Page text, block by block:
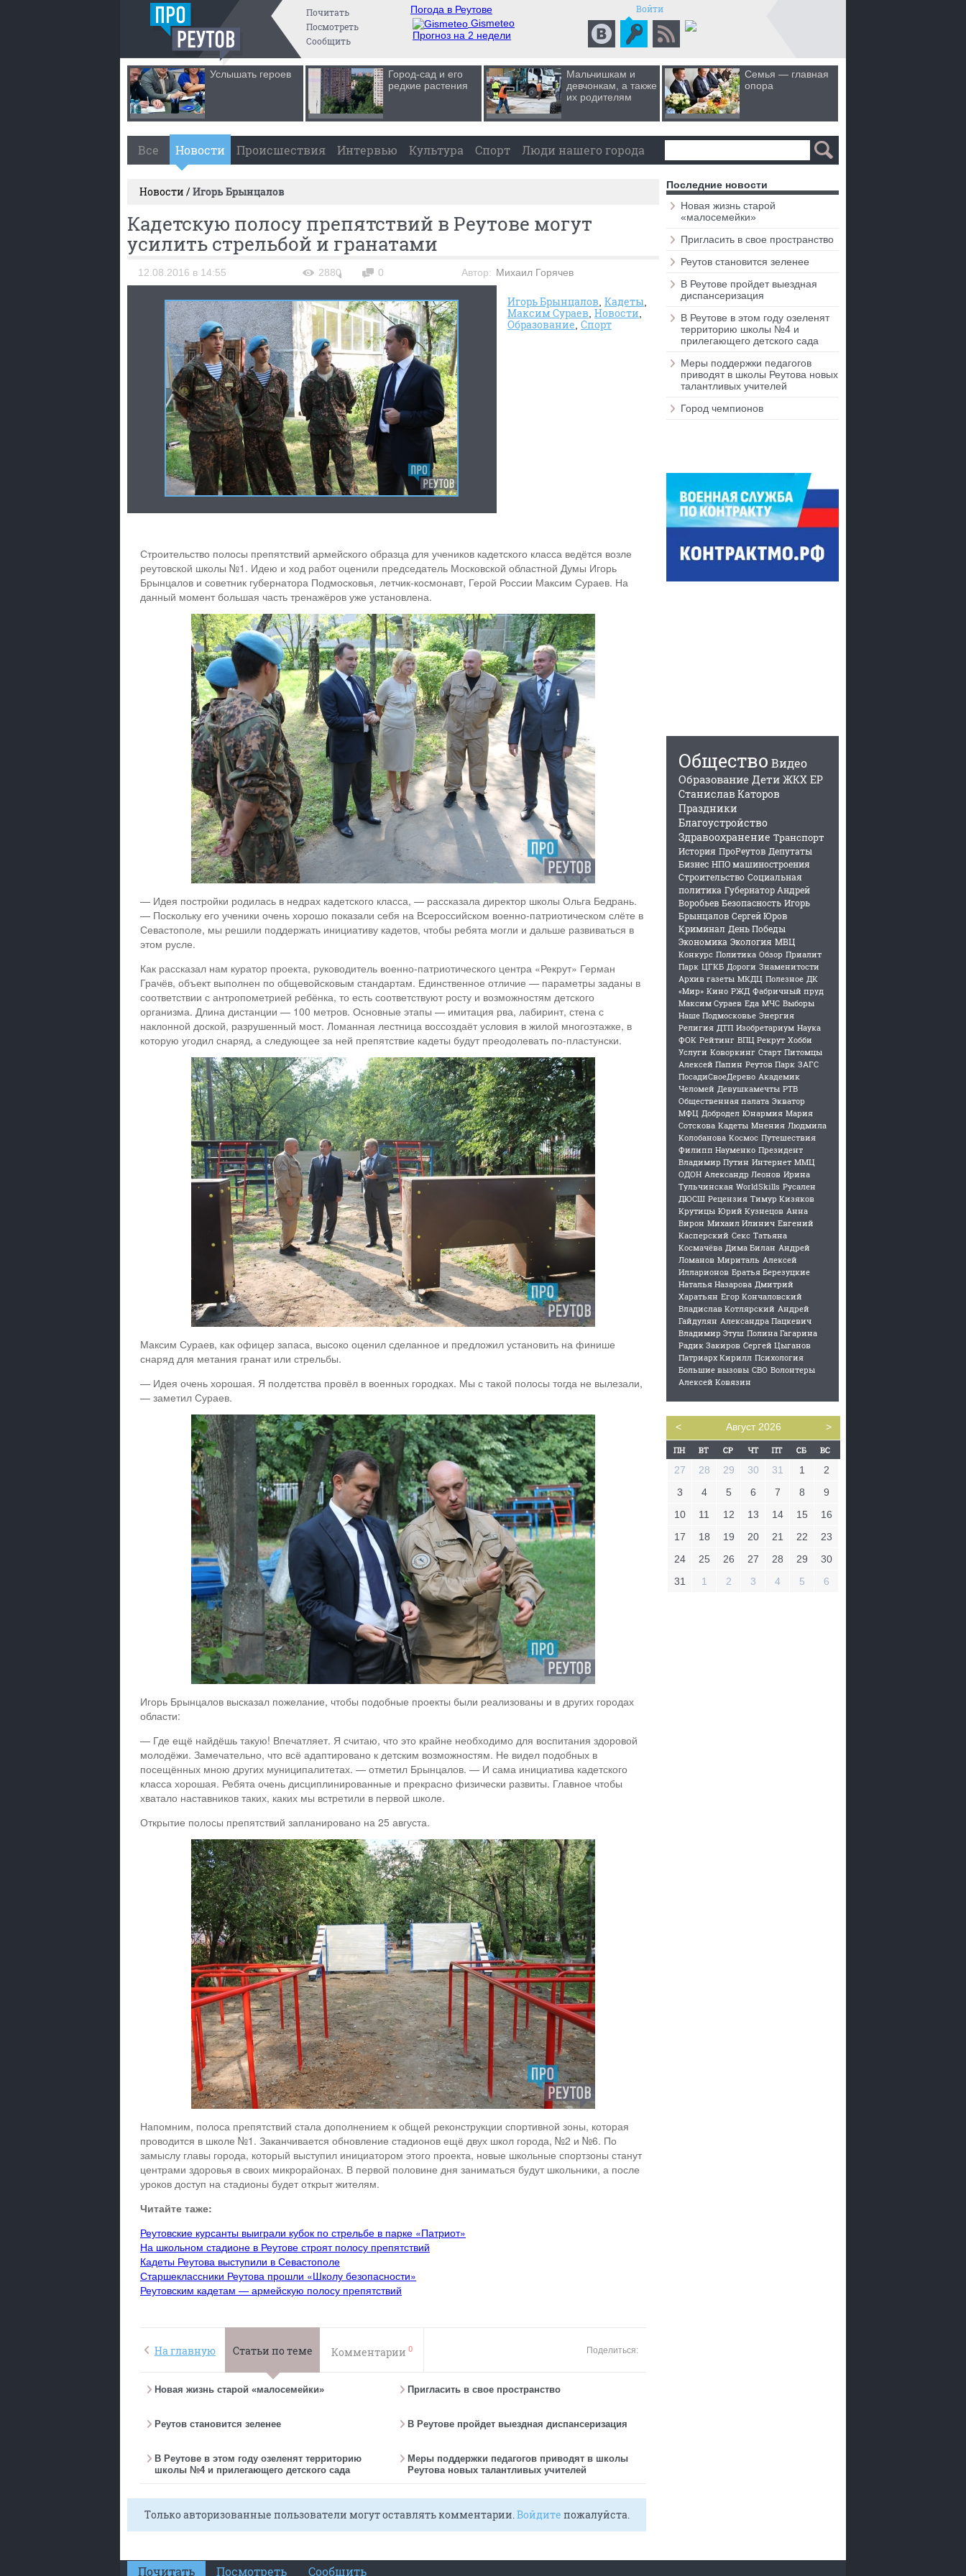
Почитать
Посмотреть
Сообщить
Погода в Реутове
Gismeteo
Прогноз на 2 недели
Войти
Услышать героев
Город-сад и его
редкие растения
Мальчишкам и
девчонкам, а также
их родителям
Семья — главная
опора
Все Новости Происшествия Интервью Культура Спорт Люди нашего города
Новости /Игорь Брынцалов
Кадетскую полосу препятствий в Реутове могут
усилить стрельбой и гранатами
12.08.2016 в 14:55 2880 0 Автор: Михаил Горячев
Игорь Брынцалов Кадеты
Максим Сураев Новости
Образование Спорт
Строительство полосы препятствий армейского образца для учеников кадетского класса ведётся возле
реутовской школы №1. Идею и ход работ оценили председатель Московской областной Думы Игорь
Брынцалов и советник губернатора Подмосковья, летчик-космонавт, Герой России Максим Сураев. На
данный момент большая часть тренажёров уже установлена.
— Идея постройки родилась в недрах кадетского класса, — рассказала директор школы Ольга Бедрань.
— Поскольку его ученики очень хорошо показали себя на Всероссийском военно-патриотическом слёте в
Севастополе, мы решили поддержать инициативу кадетов, чтобы ребята могли и дальше развиваться в
этом русле.
Как рассказал нам куратор проекта, руководитель военно-патриотического центра «Рекрут» Герман
Грачёв, объект выполнен по общевойсковым стандартам. Единственное отличие — параметры заданы в
соответствии с антропометрией ребёнка, то есть соответствуют росту и возможностям детского
организма. Длина дистанции — 100 метров. Основные этапы — имитация рва, лабиринт, стена с
наклонной доской, разрушенный мост. Ломанная лестница воссоздаёт условия в жилой многоэтажке, в
которую угодил снаряд, а следующее за ней препятствие кадеты будут преодолевать по-пластунски.
Максим Сураев, как офицер запаса, высоко оценил сделанное и предложил установить на финише
снаряд для метания гранат или стрельбы.
— Идея очень хорошая. Я полдетства провёл в военных городках. Мы с такой полосы тогда не вылезали,
— заметил Сураев.
Игорь Брынцалов высказал пожелание, чтобы подобные проекты были реализованы и в других городах
области:
— Где ещё найдёшь такую! Впечатляет. Я считаю, что это крайне необходимо для воспитания здоровой
молодёжи. Замечательно, что всё адаптировано к детским возможностям. Не видел подобных в
посещённых мною других муниципалитетах. — отметил Брынцалов. — И сама инициатива кадетского
класса хорошая. Ребята очень дисциплинированные и прекрасно физически развиты. Главное чтобы
хватало наставников таких, каких мы встретили в первой школе.
Открытие полосы препятствий запланировано на 25 августа.
Напомним, полоса препятствий стала дополнением к общей реконструкции спортивной зоны, которая
проводится в школе №1. Заканчивается обновление стадионов ещё двух школ города, №2 и №6. По
замыслу главы города, который выступил инициатором этого проекта, новые школьные спортзоны станут
центрами здоровья в своих микрорайонах. В первой половине дня заниматься будут школьники, а после
уроков доступ на стадионы будет открыт жителям.
Читайте таже:
Реутовские курсанты выиграли кубок по стрельбе в парке «Патриот»
На школьном стадионе в Реутове строят полосу препятствий
Кадеты Реутова выступили в Севастополе
Старшеклассники Реутова прошли «Школу безопасности»
Реутовским кадетам — армейскую полосу препятствий
На главную Статьи по теме Комментарии 0 Поделиться:
Новая жизнь старой «малосемейки» Пригласить в свое пространство
Реутов становится зеленее В Реутове пройдет выездная диспансеризация
В Реутове в этом году озеленят территорию
школы №4 и прилегающего детского сада
Меры поддержки педагогов приводят в школы
Реутова новых талантливых учителей
Только авторизованные пользователи могут оставлять комментарии.Войдите пожалуйста.
Последние новости
Новая жизнь старой
«малосемейки»
Пригласить в свое пространство
Реутов становится зеленее
В Реутове пройдет выездная
диспансеризация
В Реутове в этом году озеленят
территорию школы №4 и
прилегающего детского сада
Меры поддержки педагогов
приводят в школы Реутова новых
талантливых учителей
Город чемпионов
Общество Видео
Образование Дети ЖКХ ЕР
Станислав Каторов
Праздники
Благоустройство
Здравоохранение Транспорт
История ПроРеутов Депутаты
Бизнес НПО машиностроения
Строительство Социальная
политика Губернатор Андрей
Воробьев Безопасность Игорь
Брынцалов Сергей Юров
Криминал День Победы
Экономика Экология МВЦ
Конкурс Политика Обзор Приалит
Парк ЦГКБ Дороги Знаменитости
Архив газеты МКДЦ Полезное ДК
«Мир» Кино РЖД Фабричный пруд
Максим Сураев Еда МЧС Выборы
Наше Подмосковье Энергия
Религия ДТП Изобретариум Наука
ФОК Рейтинг ВПЦ Рекрут Хобби
Услуги Коворкинг Старт Питомцы
Алексей Папин Реутов Парк ЗАГС
ПосадиСвоеДерево Академик
Челомей Девушкамечты РТВ
Общественная палата Экватор
МФЦ Добродел Юнармия Мария
Сотскова Кадеты Мнения Людмила
Колобанова Космос Путешествия
Филипп Науменко Президент
Владимир Путин Интернет ММЦ
ОДОН Александр Леонов Ирина
Тульчинская WorldSkills Русален
ДЮСШ Рецензия Тимур Кизяков
Крутицы Юрий Кузнецов Анна
Вирон Михаил Илинич Евгений
Касперский Секс Татьяна
Космачёва Дима Билан Андрей
Ломанов Мириталь Алексей
Илларионов Братья Березуцкие
Наталья Назарова Дмитрий
Харатьян Егор Кончаловский
Владислав Котлярский Андрей
Гайдулян Александра Пацкевич
Владимир Этуш Полина Гагарина
Радик Закиров Сергей Цыганов
Патриарх Кирилл Психология
Большие вызовы СВО Волонтеры
Алексей Ковязин
< Август 2026 >
27 28 29 30 31 1
2
3
4 5 6 7 8
9
10
11 12 13 14 15
16
17
18 19 20 21 22
23
24
25 26 27 28 29
30
31
1 2 3 4 5 6
Почитать Посмотреть Сообщить